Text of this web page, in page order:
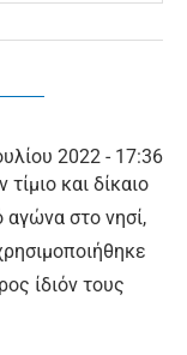
2022 - 17:36
και δίκαιο
στο νησί,
ίδιόν τους